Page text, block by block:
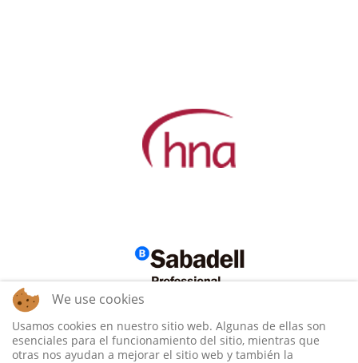
We use cookies
Usamos cookies en nuestro sitio web. Algunas de ellas son
esenciales para el funcionamiento del sitio, mientras que
otras nos ayudan a mejorar el sitio web y también la